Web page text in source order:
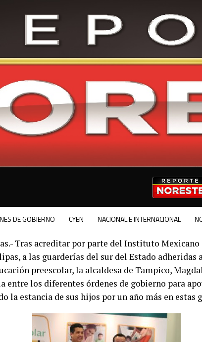
DE GOBIERNO CYEN NACIONAL E INTERNACIONAL
Tras acreditar por parte del Instituto Mexicano
a las guarderías del sur del Estado
preescolar, la alcaldesa de Tampico,
entre los diferentes órdenes de gobierno para
la estancia de sus hijos por un año más en estas